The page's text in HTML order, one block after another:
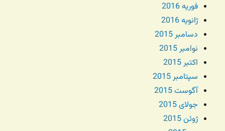
فوریه 2016
ژانویه 2016
دسامبر 2015
نوامبر 2015
اکتبر 2015
سپتامبر 2015
آگوست 2015
جولای 2015
ژوئن 2015